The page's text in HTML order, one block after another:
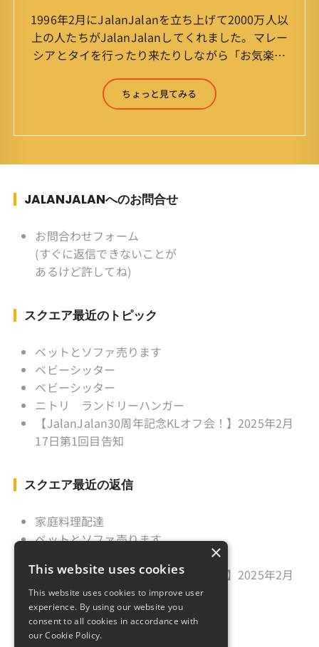
1996年2月にJalanJalanを立ち上げて2000万人以
上の人たちがJalanJalanしてくれました。マレー
シアとタイを行ったり来たりしながら「お気楽」
森 淳（Jun Yamamori） 生年月日 ：1959年
7月4日(61才) 生まれ ：香港(3才まで)
スポーツ ：水泳(浜名湾流古式泳法、競泳平泳
ク ソフトボール
監督 BKKソフトボール「おぼん
こぼん 」監督 マレーシア歴：1991年から31年
目 タイ歴 ：2001年から21年目
ちょっと見てみる
JALANJALANへのお問合せ
お問合わせフォーム
(すぐに返信できないことが
あるけど許してね)
スクエア最近のトピック
ベットとソファ売ります
ベビーシッター
ベビーシッター
ニトリ ランドリーハンガー
【JalanJalan30周年記念KLオフ会！】2025年2月
17日第1回目告知
スクエア最近の返信
家庭料理配達
ベットとソファ売ります
【JalanJalan30周年記念KLオフ会！】2025年2月
17日第1回目告知
久しぶりのご挨拶
×
This website uses cookies
This website uses cookies to improve user
experience. By using our website you
consent to all cookies in accordance with
our Cookie Policy.